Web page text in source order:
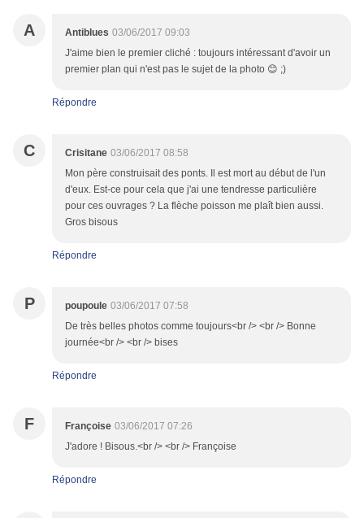
A Antiblues 03/06/2017 09:03
J'aime bien le premier cliché : toujours intéressant d'avoir un
premier plan qui n'est pas le sujet de la photo 😊 ;)
Répondre
C Crisitane 03/06/2017 08:58
Mon père construisait des ponts. Il est mort au début de l'un
d'eux. Est-ce pour cela que j'ai une tendresse particulière
pour ces ouvrages ? La flèche poisson me plaît bien aussi.
Gros bisous
Répondre
P poupoule 03/06/2017 07:58
De très belles photos comme toujours<br /> <br /> Bonne
journée<br /> <br /> bises
Répondre
F Françoise 03/06/2017 07:26
J'adore ! Bisous.<br /> <br /> Françoise
Répondre